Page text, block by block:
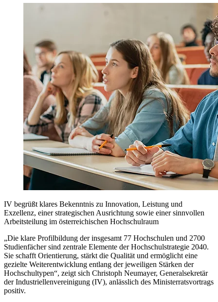
IV begrüßt klares Bekenntnis zu Innovation, Leistung und
Exzellenz, einer strategischen Ausrichtung sowie einer sinnvollen
Arbeitsteilung im österreichischen Hochschulraum
„Die klare Profilbildung der insgesamt 77 Hochschulen und 2700
Studienfächer sind zentrale Elemente der Hochschulstrategie 2040.
Sie schafft Orientierung, stärkt die Qualität und ermöglicht eine
gezielte Weiterentwicklung entlang der jeweiligen Stärken der
Hochschultypen“, zeigt sich Christoph Neumayer, Generalsekretär
der Industriellenvereinigung (IV), anlässlich des Ministerratsvortrags
positiv.